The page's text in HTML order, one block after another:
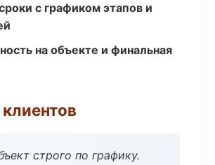
с графиком этапов и
на объекте и финальная
строго по графику.